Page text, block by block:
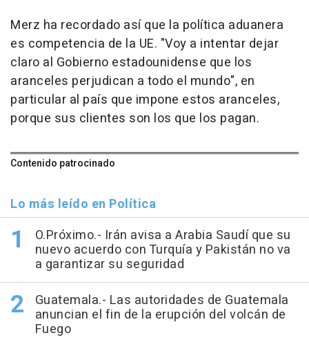
Merz ha recordado así que la política aduanera
es competencia de la UE. "Voy a intentar dejar
claro al Gobierno estadounidense que los
aranceles perjudican a todo el mundo", en
particular al país que impone estos aranceles,
porque sus clientes son los que los pagan.
Contenido patrocinado
Lo más leído en Política
O.Próximo.- Irán avisa a Arabia Saudí que su
nuevo acuerdo con Turquía y Pakistán no va
a garantizar su seguridad
Guatemala.- Las autoridades de Guatemala
anuncian el fin de la erupción del volcán de
Fuego